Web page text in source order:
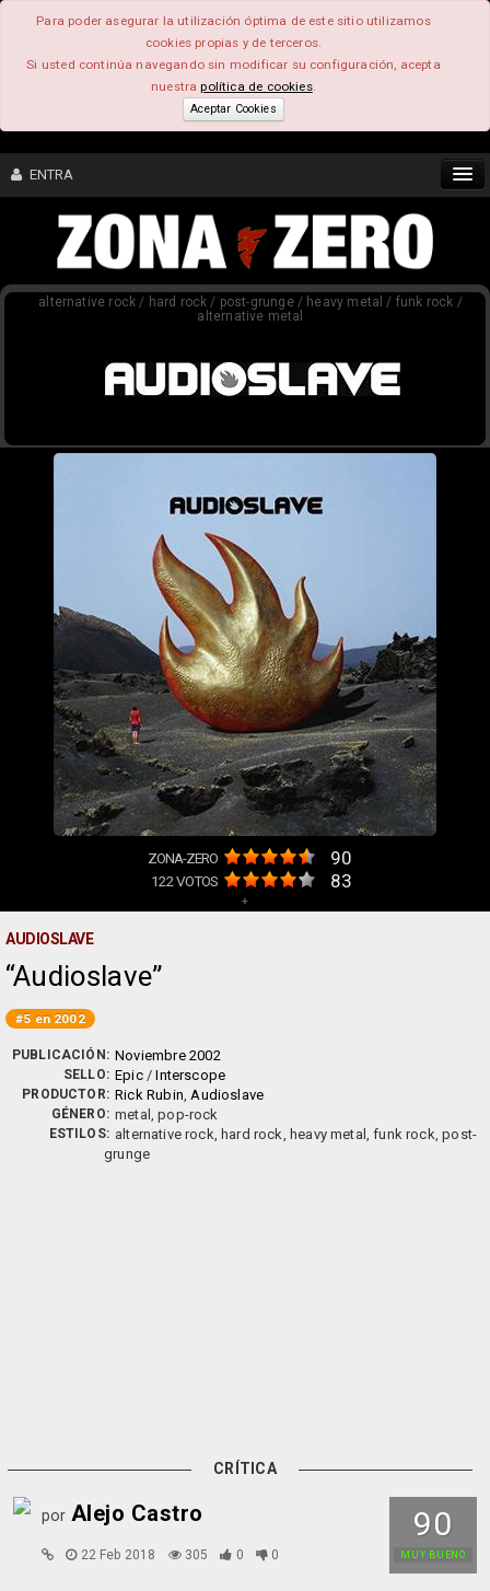
Para poder asegurar la utilización óptima de este sitio utilizamos
cookies propias y de terceros.
Si usted continúa navegando sin modificar su configuración, acepta
nuestrapolítica de cookies.
Aceptar Cookies
ENTRA
CONTENIDO
FEEEDBACK
alternative rock / hard rock / post-grunge / heavy metal / funk rock /
alternative metal
ZONA-ZERO 90
122VOTOS 83
+
AUDIOSLAVE
Audioslave
#5 en 2002
PUBLICACIÓN: Noviembre 2002
SELLO: Epic/Interscope
PRODUCTOR: Rick Rubin,Audioslave
GÉNERO: metal, pop-rock
ESTILOS: alternative rock, hard rock, heavy metal, funk rock, post-
grunge
CRÍTICA
90
MUY BUENO
por Alejo Castro
22 Feb 2018 305 0 0